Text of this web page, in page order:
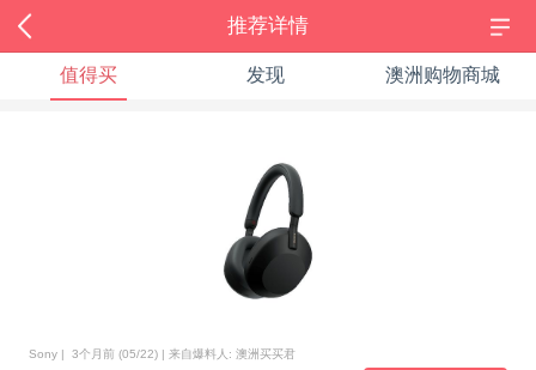
推荐详情
值得买 发现 澳洲购物商城
Sony | 3个月前 (05/22) | 来自爆料人: 澳洲买买君